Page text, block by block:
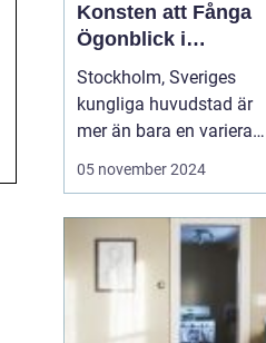
Konsten att Fånga
Ögonblick i
Huvudstaden
Stockholm, Sveriges
kungliga huvudstad är
mer än bara en varierad
samling av pittoreska
pulserande stadsliv; det
är en inspirationskälla
för artister och kreatörer
av alla slag. I synne...
05 november 2024